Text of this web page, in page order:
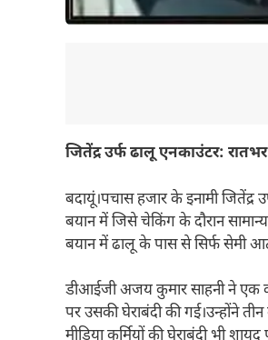
जितेंद्र उर्फ ढालू एनकाउंटर:
बदायूं।पचास हजार के इनामी
बयान में जिसे चेकिंग के दौरान सामान्य
बयान में ढालू के पास से सिर्फ सेमी
डीआईजी अजय कुमार साहनी ने एक
पर उसकी घेराबंदी की गई।उन्होंने